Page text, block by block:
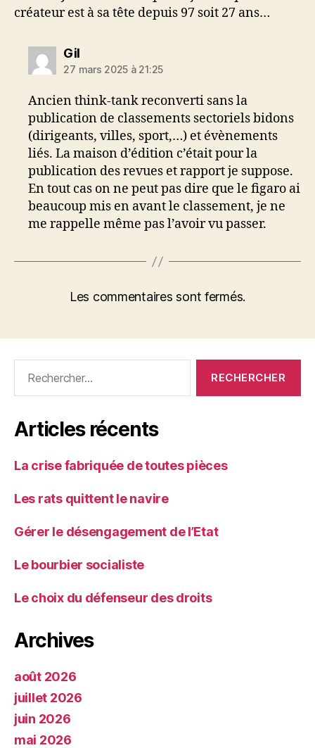
créateur est à sa tête depuis 97 soit 27 ans…
Gildit :
27 mars 2025 à 21:25
Ancien think-tank reconverti sans la
publication de classements sectoriels bidons
(dirigeants, villes, sport,…) et évènements
liés. La maison d’édition c’était pour la
publication des revues et rapport je suppose.
En tout cas on ne peut pas dire que le figaro ai
beaucoup mis en avant le classement, je ne
me rappelle même pas l’avoir vu passer.
Les commentaires sont fermés.
Articles récents
La crise fabriquée de toutes pièces
Les rats quittent le navire
Gérer le désengagement de l’Etat
Le bourbier socialiste
Le choix du défenseur des droits
Archives
août 2026
juillet 2026
juin 2026
mai 2026